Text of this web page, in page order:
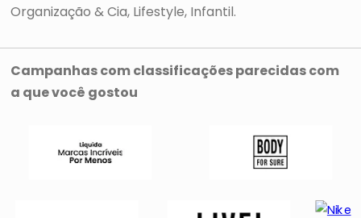
Organização & Cia Lifestyle Infantil
Campanhas com classificações parecidas com
a que você gostou